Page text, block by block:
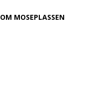
OM MOSEPLASSEN